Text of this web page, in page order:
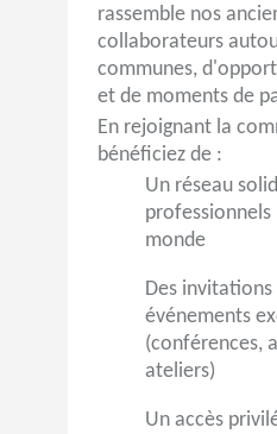
rassemble nos
collaborateurs
communes,
et de moments de
En rejoignant la
bénéficiez de :
Un réseau
monde
Des invitations
événements
(conférences,
ateliers)
Un accès